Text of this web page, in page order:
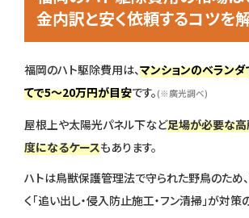
金内訳と安く依頼するコツを
福岡のハト駆除費用は、マンションのベラン
てで5〜20万円が目安です。(※廣光調べ)
屋根上や太陽光パネル下など足場が必要な高
度になるケースもあります。
ハトは鳥獣保護管理法で守られた野鳥のため
く「追い出し・侵入防止施工・フン清掃」が対策